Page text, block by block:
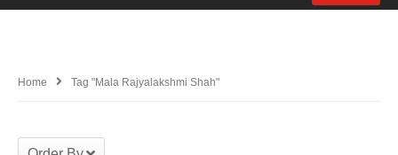
Home Tag "Mala Rajyalakshmi Shah"